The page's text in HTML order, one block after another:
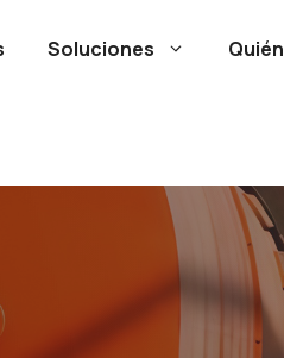
Soluciones